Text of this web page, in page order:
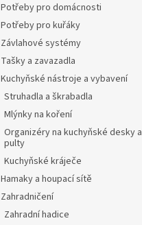
Potřeby pro domácnosti
Potřeby pro kuřáky
Závlahové systémy
Tašky a zavazadla
Kuchyňské nástroje a vybavení
Struhadla a škrabadla
Mlýnky na koření
Organizéry na kuchyňské desky a
pulty
Kuchyňské kráječe
Hamaky a houpací sítě
Zahradničení
Zahradní hadice